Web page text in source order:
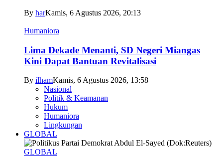
By harKamis, 6 Agustus 2026, 20:13
Humaniora
Lima Dekade Menanti, SD Negeri Miangas
Kini Dapat Bantuan Revitalisasi
By ilhamKamis, 6 Agustus 2026, 13:58
Nasional
Politik & Keamanan
Hukum
Humaniora
Lingkungan
GLOBAL
GLOBAL